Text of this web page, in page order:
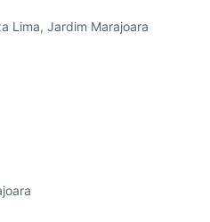
Lima, Jardim Marajoara